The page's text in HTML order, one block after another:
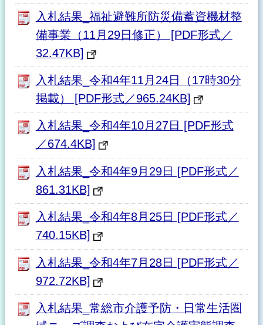
入札結果_福祉避難所防災備蓄資機材整
備事業（11月29日修正） [PDF形式／
32.47KB]
入札結果_令和4年11月24日（17時30分
掲載） [PDF形式／965.24KB]
入札結果_令和4年10月27日 [PDF形式
／674.4KB]
入札結果_令和4年9月29日 [PDF形式／
861.31KB]
入札結果_令和4年8月25日 [PDF形式／
740.15KB]
入札結果_令和4年7月28日 [PDF形式／
972.72KB]
入札結果_常総市介護予防・日常生活圏